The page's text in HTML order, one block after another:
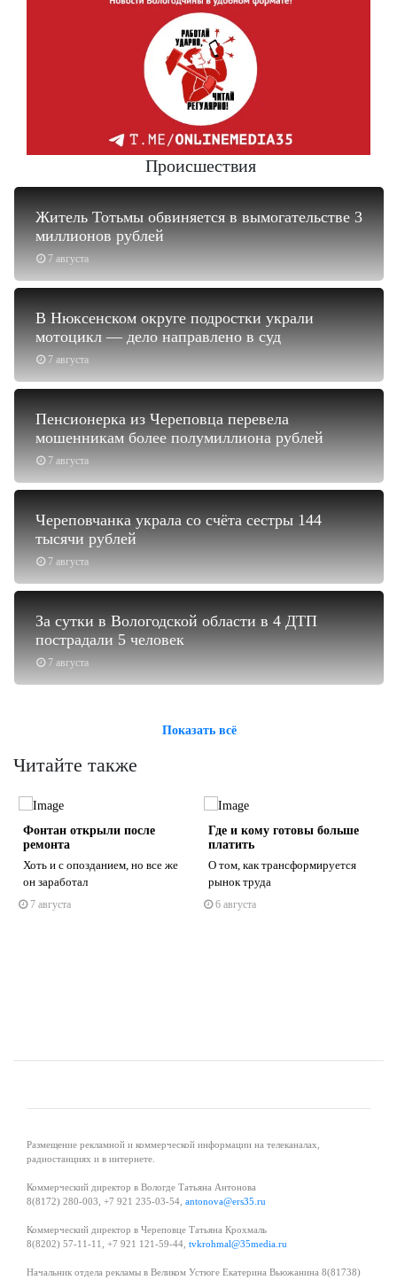
Происшествия
7 августа
Житель Тотьмы обвиняется в вымогательстве 3
миллионов рублей
7 августа
В Нюксенском округе подростки украли
мотоцикл — дело направлено в суд
7 августа
Пенсионерка из Череповца перевела
мошенникам более полумиллиона рублей
7 августа
Череповчанка украла со счёта сестры 144
тысячи рублей
7 августа
За сутки в Вологодской области в 4 ДТП
пострадали 5 человек
Показать всё
Читайте также
Фонтан открыли после
ремонта
Хоть и с опозданием, но все же
он заработал
7 августа
Где и кому готовы больше
платить
О том, как трансформируется
рынок труда
6 августа
Размещение рекламной и коммерческой информации на телеканалах,
радиостанциях и в интернете.
Коммерческий директор в Вологде Татьяна Антонова
8(8172) 280-003, +7 921 235-03-54, antonova@ers35.ru
Коммерческий директор в Череповце Татьяна Крохмаль
8(8202) 57-11-11, +7 921 121-59-44, tvkrohmal@35media.ru
Начальник отдела рекламы в Великом Устюге Екатерина Вьюжанина 8(81738)